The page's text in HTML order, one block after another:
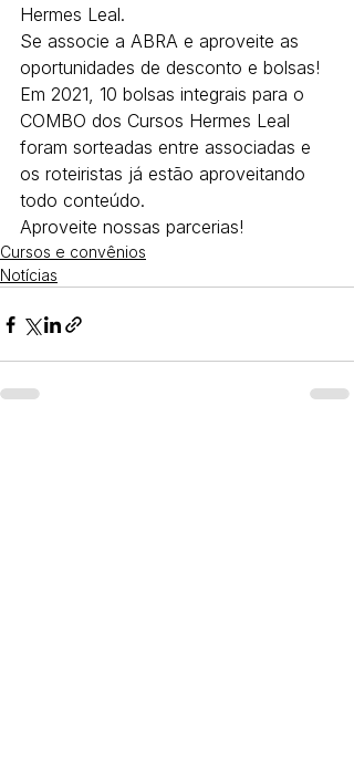
Hermes Leal.
Se associe a ABRA e aproveite as
oportunidades de desconto e bolsas!
Em 2021, 10 bolsas integrais para o
COMBO dos Cursos Hermes Leal
foram sorteadas entre associadas e
os roteiristas já estão aproveitando
todo conteúdo.
Aproveite nossas parcerias!
Cursos e convênios
Notícias